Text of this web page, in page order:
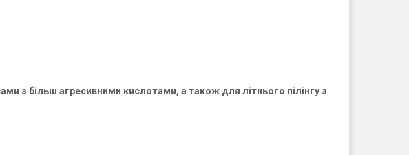
з більш агресивними кислотами, а також для літнього пілінгу з